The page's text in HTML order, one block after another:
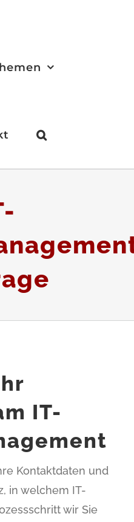
IT-
Kontaktdaten und
in welchem IT-
wir Sie